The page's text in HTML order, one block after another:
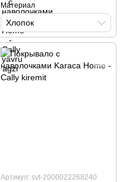
Материал
Хлопок
Артикул: svt-2000022268240